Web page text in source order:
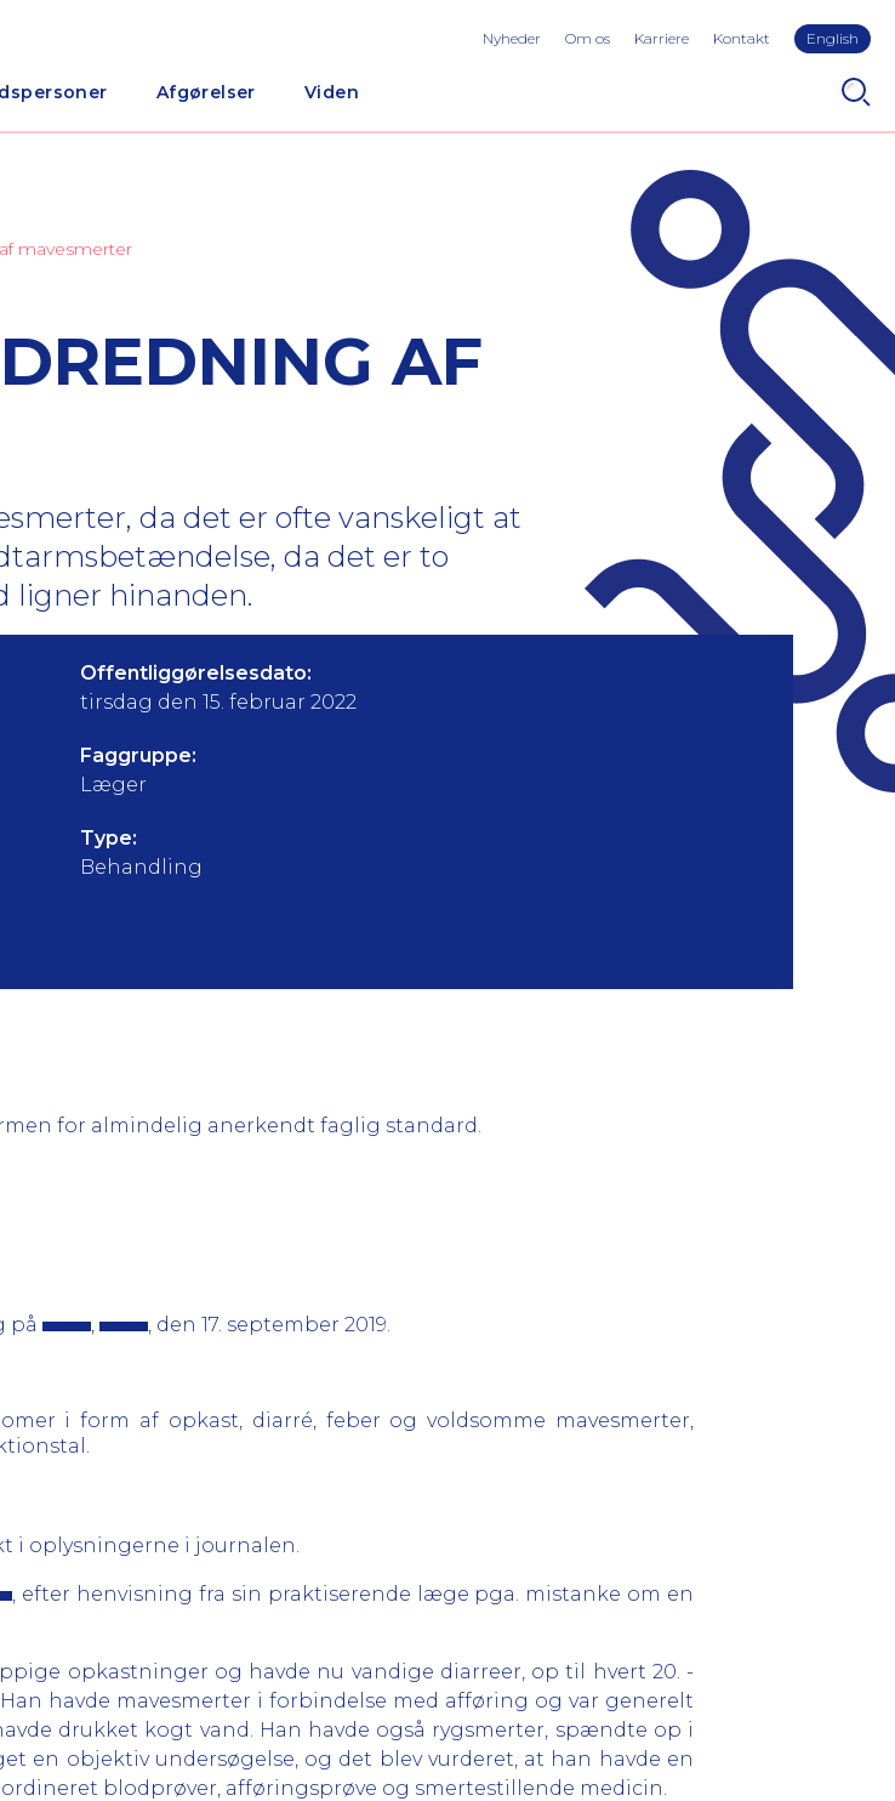
Afgørelser Viden
Nyheder Om os Karriere Kontakt English
mavesmerter
AF
da det er ofte vanskeligt at
da det er to
ligner hinanden.
Offentliggørelsesdato:
tirsdag den 15. februar 2022
Faggruppe:
Læger
Type:
Behandling
for almindelig anerkendt faglig standard.
på , , den 17. september 2019.
i form af opkast, diarré, feber og voldsomme mavesmerter,
i oplysningerne i journalen.
, efter henvisning fra sin praktiserende læge pga. mistanke om en
opkastninger og havde nu vandige diarreer, op til hvert 20. -
havde mavesmerter i forbindelse med afføring og var generelt
drukket kogt vand. Han havde også rygsmerter, spændte op i
en objektiv undersøgelse, og det blev vurderet, at han havde en
blodprøver, afføringsprøve og smertestillende medicin.